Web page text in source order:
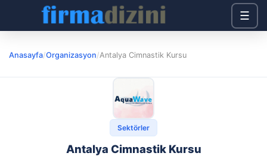
☰
Anasayfa/Organizasyon/Antalya Cimnastik Kursu
Sektörler
Antalya Cimnastik Kursu